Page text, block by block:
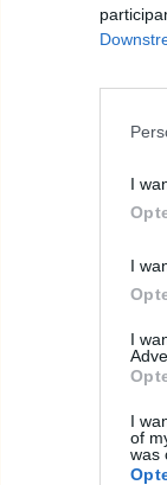
I
I
I
I
of
was